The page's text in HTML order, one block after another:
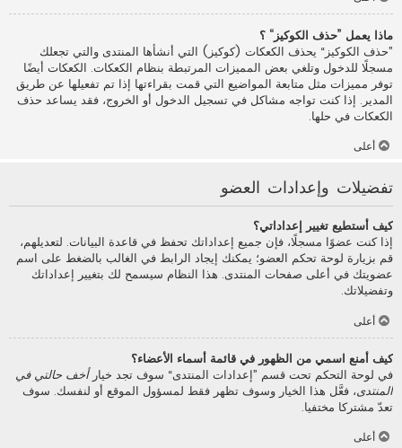
ماذا يعمل ”حذف الكوكيز“ ؟
”حذف الكوكيز“ يحذف الكعكات (كوكيز) التي أنشأها المنتدى والتي تجعلك
مسجلًا للدخول وتلغي بعض المميزات المرتبطة بنظام الكعكات. الكعكات أيضًا
توفر مميزات مثل متابعة المواضيع التي قمت بقراءتها إذا تم تفعيلها عن طريق
المدير. إذا كنت تواجه مشاكل في تسجيل الدخول أو الخروج، فقد يساعد حذف
الكعكات في حلها.
أعلى
تفضيلات وإعدادات العضو
كيف أستطيع تغيير إعداداتي؟
إذا كنت عضوًا مسجلًا، فإن جميع إعداداتك تحفظ في قاعدة البيانات. لتعديلهم،
قم بزيارة لوحة تحكم العضو؛ يمكنك إيجاد الرابط في الغالب بالضغط على اسم
عضويتك في أعلى صفحات المنتدى. هذا النظام سيسمح لك بتغيير إعداداتك
وتفضيلاتك.
أعلى
كيف أمنع اسمي من الظهور في قائمة أسماء الأعضاء؟
في لوحة التحكم تحت قسم ”إعدادات المنتدى“ سوف تجد خيارأخف حالتي في
المنتدى، فعَّل هذا الخيار وسوف تظهر فقط لمسؤول الموقع أو لنفسك. سوف
تعدّ مشتركا مختفيا.
أعلى